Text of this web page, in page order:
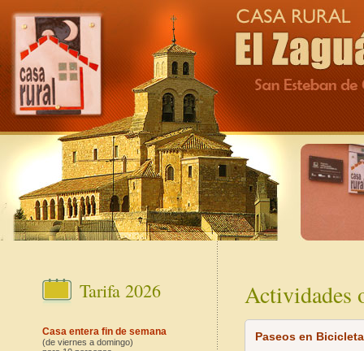
Tarifa 2026
Casa entera fin de semana
(de viernes a domingo)
Actividades
Paseos en Bicicleta